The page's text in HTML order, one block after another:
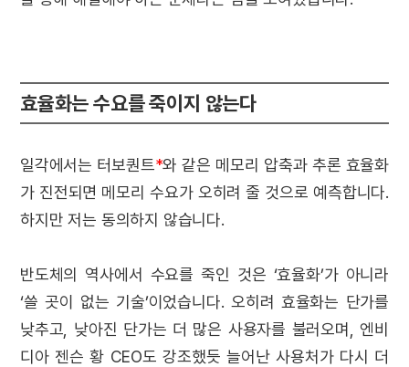
효율화는 수요를 죽이지 않는다
일각에서는 터보퀀트*와 같은 메모리 압축과 추론 효율화
가 진전되면 메모리 수요가 오히려 줄 것으로 예측합니다.
하지만 저는 동의하지 않습니다.
반도체의 역사에서 수요를 죽인 것은 ‘효율화’가 아니라
‘쓸 곳이 없는 기술’이었습니다. 오히려 효율화는 단가를
낮추고, 낮아진 단가는 더 많은 사용자를 불러오며, 엔비
디아 젠슨 황 CEO도 강조했듯 늘어난 사용처가 다시 더